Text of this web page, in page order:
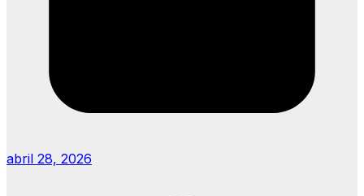
abril 28, 2026